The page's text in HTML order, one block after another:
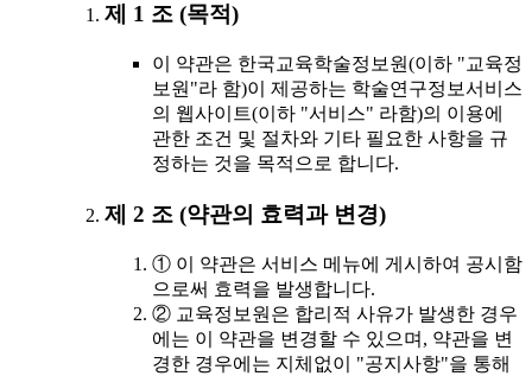
제 1 조 (목적)
이 약관은 한국교육학술정보원(이하 "교육정
보원"라 함)이 제공하는 학술연구정보서비스
의 웹사이트(이하 "서비스" 라함)의 이용에
관한 조건 및 절차와 기타 필요한 사항을 규
정하는 것을 목적으로 합니다.
제 2 조 (약관의 효력과 변경)
① 이 약관은 서비스 메뉴에 게시하여 공시함
으로써 효력을 발생합니다.
② 교육정보원은 합리적 사유가 발생한 경우
에는 이 약관을 변경할 수 있으며, 약관을 변
경한 경우에는 지체없이 "공지사항"을 통해